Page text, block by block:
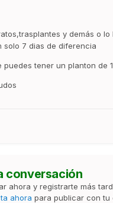
y demás o
solo 7 dias de diferencia
puedes tener un planton de
conversación
ahora y registrarte más
ahora para publicar con tu